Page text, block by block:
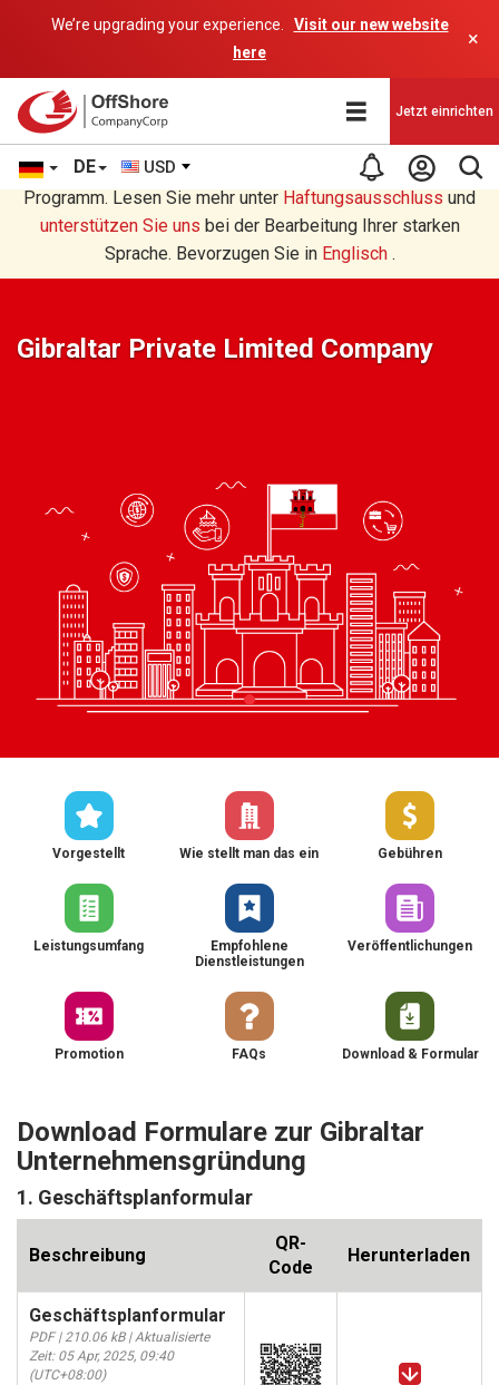
We’re upgrading your experience.
Visit our new website
here
×
DE USD
Jetzt einrichten
Sie lesen eine Deutsche Übersetzung durch ein AI-
Programm. Lesen Sie mehr unter Haftungsausschluss und
unterstützen Sie uns bei der Bearbeitung Ihrer starken
Sprache. Bevorzugen Sie in Englisch.
Gibraltar Private Limited Company
Vorgestellt Wie stellt man das ein Gebühren
Leistungsumfang
Empfohlene
Dienstleistungen
Veröffentlichungen
Promotion FAQs Download & Formular
Download Formulare zur Gibraltar
Unternehmensgründung
1. Geschäftsplanformular
Beschreibung
QR-
Code
Herunterladen
Geschäftsplanformular
PDF | 210.06 kB | Aktualisierte
Zeit: 05 Apr, 2025, 09:40
(UTC+08:00)